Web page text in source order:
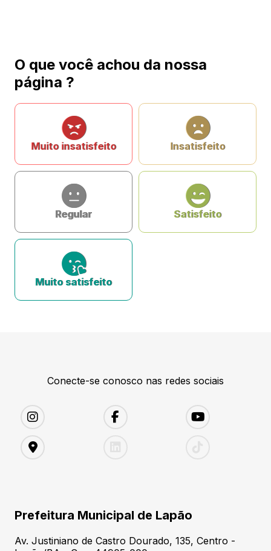
O que você achou da nossa
página ?
Muito insatisfeito Insatisfeito
Regular Satisfeito
Muito satisfeito
Conecte-se conosco nas redes sociais
Prefeitura Municipal de Lapão
Av. Justiniano de Castro Dourado, 135, Centro -